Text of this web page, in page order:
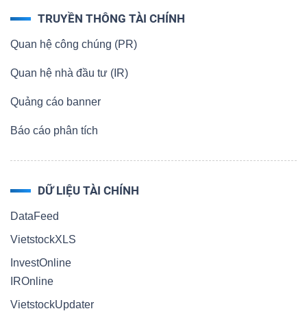
TRUYỀN THÔNG TÀI CHÍNH
Quan hệ công chúng (PR)
Quan hệ nhà đầu tư (IR)
Quảng cáo banner
Báo cáo phân tích
DỮ LIỆU TÀI CHÍNH
DataFeed
VietstockXLS
InvestOnline
IROnline
VietstockUpdater